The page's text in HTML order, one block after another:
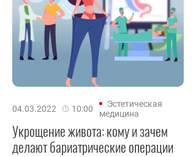
04.03.2022 10:00
Эстетическая
медицина
Укрощение живота: кому и зачем
делают бариатрические операции